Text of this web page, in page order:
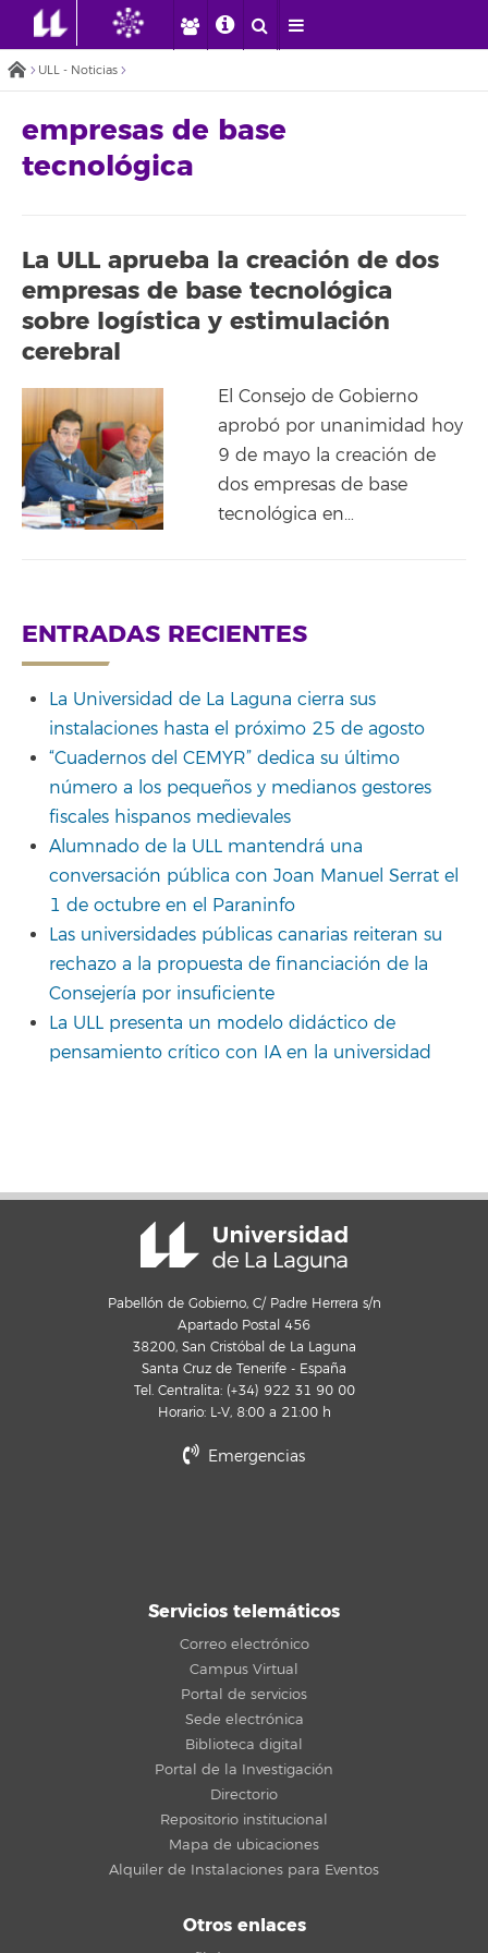
ULL - Noticias
empresas de base
tecnológica
La ULL aprueba la creación de dos
empresas de base tecnológica
sobre logística y estimulación
cerebral
El Consejo de Gobierno
aprobó por unanimidad hoy
9 de mayo la creación de
dos empresas de base
tecnológica en…
ENTRADAS RECIENTES
La Universidad de La Laguna cierra sus
instalaciones hasta el próximo 25 de agosto
“Cuadernos del CEMYR” dedica su último
número a los pequeños y medianos gestores
fiscales hispanos medievales
Alumnado de la ULL mantendrá una
conversación pública con Joan Manuel Serrat el
1 de octubre en el Paraninfo
Las universidades públicas canarias reiteran su
rechazo a la propuesta de financiación de la
Consejería por insuficiente
La ULL presenta un modelo didáctico de
pensamiento crítico con IA en la universidad
Pabellón de Gobierno, C/ Padre Herrera s/n
Apartado Postal 456
38200, San Cristóbal de La Laguna
Santa Cruz de Tenerife - España
Tel. Centralita: (+34) 922 31 90 00
Horario: L-V, 8:00 a 21:00 h
Emergencias
Servicios telemáticos
Correo electrónico
Campus Virtual
Portal de servicios
Sede electrónica
Biblioteca digital
Portal de la Investigación
Directorio
Repositorio institucional
Mapa de ubicaciones
Alquiler de Instalaciones para Eventos
Otros enlaces